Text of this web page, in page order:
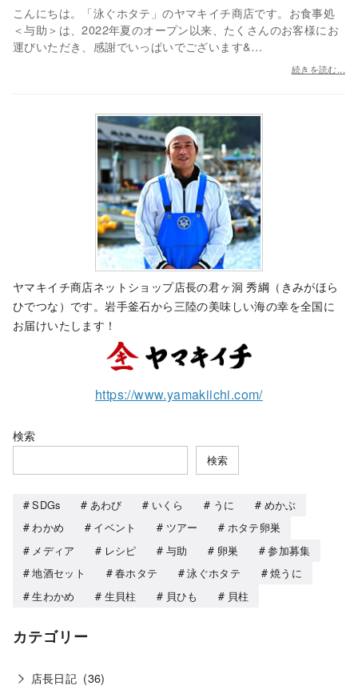
こんにちは。「泳ぐホタテ」のヤマキイチ商店です。お食事処
＜与助＞は、2022年夏のオープン以来、たくさんのお客様にお
運びいただき、感謝でいっぱいでございます&…
続きを読む...
ヤマキイチ商店ネットショップ店長の君ヶ洞 秀綱（きみがほら
ひでつな）です。岩手釜石から三陸の美味しい海の幸を全国に
お届けいたします！
https://www.yamakiichi.com/
検索
検索
SDGs あわび いくら うに
めかぶ
わかめ
イベント ツアー
ホタテ卵巣
メディア
レシピ 与助 卵巣
参加募集
地酒セット
春ホタテ 泳ぐホタテ
焼うに
生わかめ
生貝柱 貝ひも 貝柱
カテゴリー
店長日記 (36)